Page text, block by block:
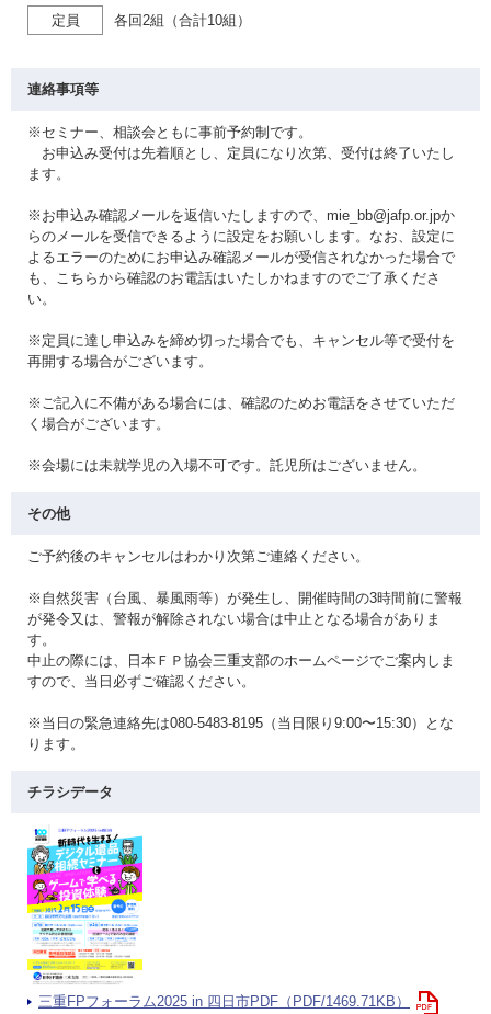
定員 各回2組（合計10組）
連絡事項等
※セミナー、相談会ともに事前予約制です。
お申込み受付は先着順とし、定員になり次第、受付は終了いたし
ます。
※お申込み確認メールを返信いたしますので、mie_bb@jafp.or.jpか
らのメールを受信できるように設定をお願いします。なお、設定に
よるエラーのためにお申込み確認メールが受信されなかった場合で
も、こちらから確認のお電話はいたしかねますのでご了承くださ
い。
※定員に達し申込みを締め切った場合でも、キャンセル等で受付を
再開する場合がございます。
※ご記入に不備がある場合には、確認のためお電話をさせていただ
く場合がございます。
※会場には未就学児の入場不可です。託児所はございません。
その他
ご予約後のキャンセルはわかり次第ご連絡ください。
※自然災害（台風、暴風雨等）が発生し、開催時間の3時間前に警報
が発令又は、警報が解除されない場合は中止となる場合がありま
す。
中止の際には、日本ＦＰ協会三重支部のホームページでご案内しま
すので、当日必ずご確認ください。
※当日の緊急連絡先は080-5483-8195（当日限り9:00〜15:30）とな
ります。
チラシデータ
三重FPフォーラム2025 in 四日市PDF（PDF/1469.71KB）